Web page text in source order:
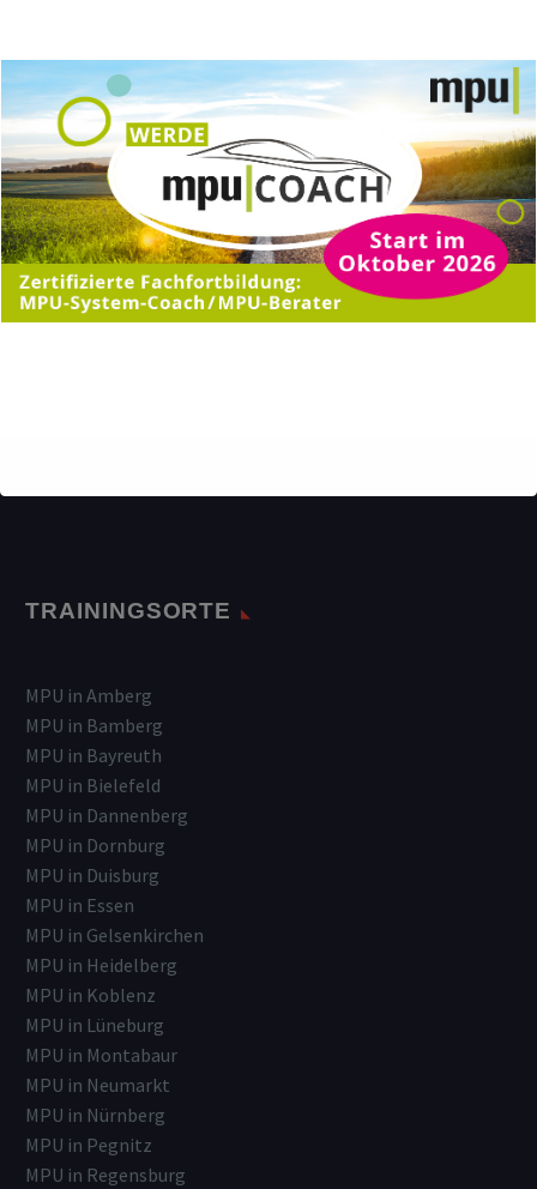
READ MORE
TRAININGSORTE
MPU in Amberg
MPU in Bamberg
MPU in Bayreuth
MPU in Bielefeld
MPU in Dannenberg
MPU in Dornburg
MPU in Duisburg
MPU in Essen
MPU in Gelsenkirchen
MPU in Heidelberg
MPU in Koblenz
MPU in Lüneburg
MPU in Montabaur
MPU in Neumarkt
MPU in Nürnberg
MPU in Pegnitz
MPU in Regensburg